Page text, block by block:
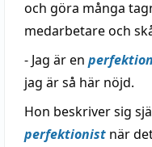
och göra många
medarbetare och
- Jag är en
jag är så här nöjd.
Hon beskriver sig
perfektionist när